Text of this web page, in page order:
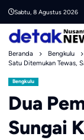
content
Sabtu, 8 Agustus 2026
Beranda Bengkulu
Satu Ditemukan Tewas,
Bengkulu
Dua
Sungai